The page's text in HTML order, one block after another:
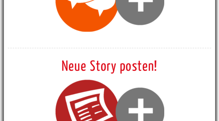
Neue Story posten!